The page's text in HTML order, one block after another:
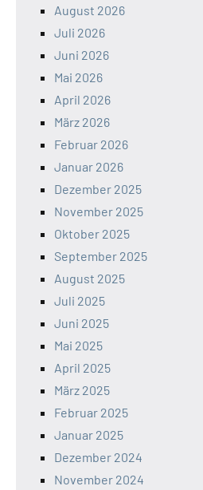
August 2026
Juli 2026
Juni 2026
Mai 2026
April 2026
März 2026
Februar 2026
Januar 2026
Dezember 2025
November 2025
Oktober 2025
September 2025
August 2025
Juli 2025
Juni 2025
Mai 2025
April 2025
März 2025
Februar 2025
Januar 2025
Dezember 2024
November 2024